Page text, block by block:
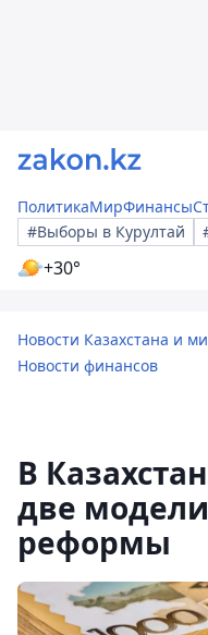
ПолитикаМирФинансы
#Выборы в Курултай
+30°
Новости Казахстана и
Новости финансов
В
две
реформы